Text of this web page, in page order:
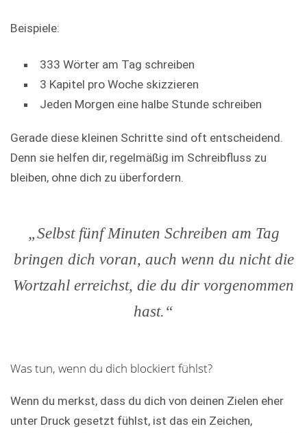
Beispiele:
333 Wörter am Tag schreiben
3 Kapitel pro Woche skizzieren
Jeden Morgen eine halbe Stunde schreiben
Gerade diese kleinen Schritte sind oft entscheidend.
Denn sie helfen dir, regelmäßig im Schreibfluss zu
bleiben, ohne dich zu überfordern.
„Selbst fünf Minuten Schreiben am Tag
bringen dich voran, auch wenn du nicht die
Wortzahl erreichst, die du dir vorgenommen
hast.“
Was tun, wenn du dich blockiert fühlst?
Wenn du merkst, dass du dich von deinen Zielen eher
unter Druck gesetzt fühlst, ist das ein Zeichen,